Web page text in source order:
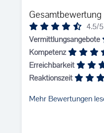
Gesamtbewertung
4.5/5
Vermittlungsangebote
Kompetenz
Erreichbarkeit
Reaktionszeit
Mehr Bewertungen